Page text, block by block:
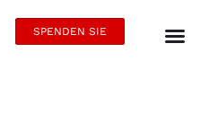
SPENDEN SIE